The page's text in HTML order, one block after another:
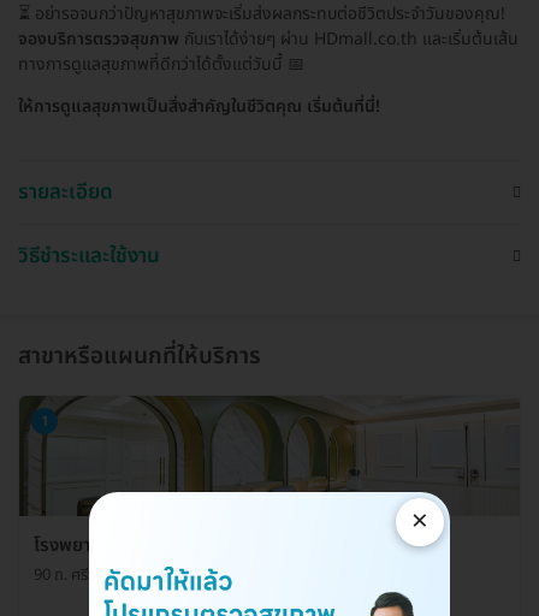
⏳ อย่ารอจนกว่าปัญหาสุขภาพจะเริ่มส่งผลกระทบต่อชีวิตประจำวันของคุณ!
จองบริการตรวจสุขภาพ กับเราได้ง่ายๆ ผ่าน HDmall.co.th และเริ่มต้นเส้น
ทางการดูแลสุขภาพที่ดีกว่าได้ตั้งแต่วันนี้ 📅
ให้การดูแลสุขภาพเป็นสิ่งสำคัญในชีวิตคุณ เริ่มต้นที่นี่!
รายละเอียด
วิธีชำระและใช้งาน
สาขาหรือแผนกที่ให้บริการ
1
โรงพยาบาลพญาไท ศรีราชา ศูนย์ตรวจสุขภาพ
90 ถ. ศรีราชานคร 3 ต. ศรีราชา อ. ศรีราชา จ. ชลบุรี 20110
×